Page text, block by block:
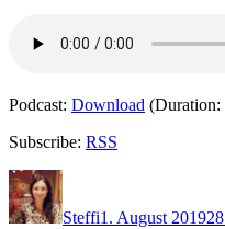
Podcast: Download
Subscribe: RSS
Autor
Steffi1. August 2019